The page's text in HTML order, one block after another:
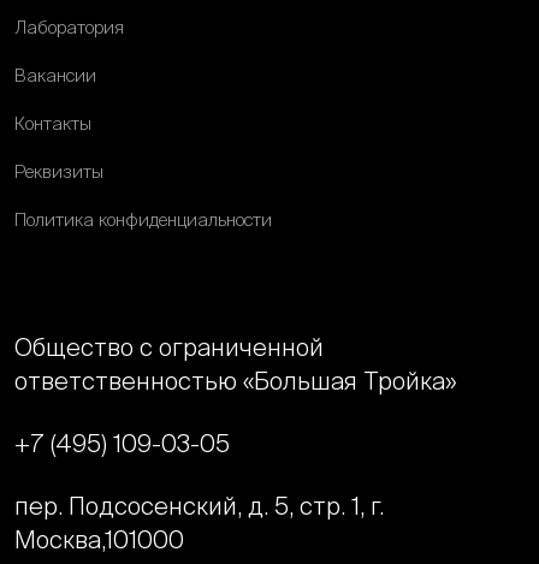
Лаборатория
Вакансии
Контакты
Реквизиты
Политика конфиденциальности
Общество с ограниченной
ответственностью «Большая Тройка»
+7 (495) 109-03-05
пер. Подсосенский, д. 5, стр. 1, г.
Москва,101000